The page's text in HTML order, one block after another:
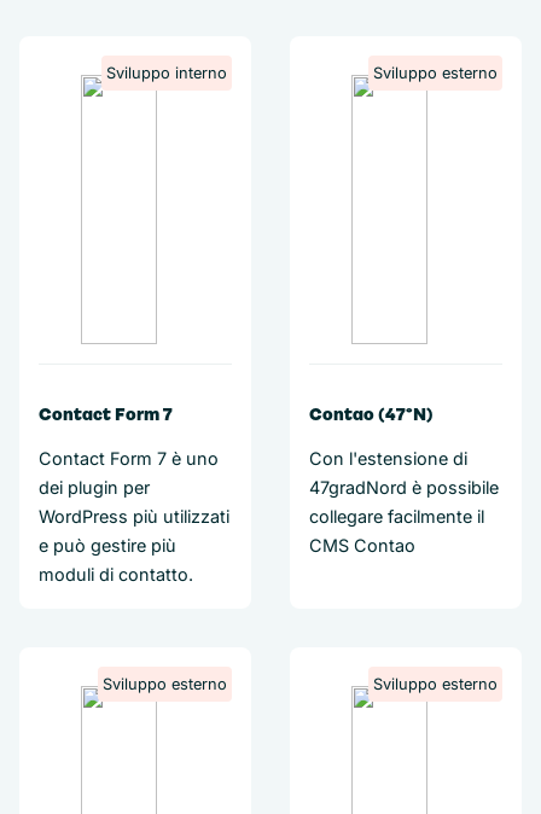
Sviluppo interno
Contact Form 7
Contact Form 7 è uno
dei plugin per
WordPress più utilizzati
e può gestire più
moduli di contatto.
Sviluppo esterno
Contao (47°N)
Con l'estensione di
47gradNord è possibile
collegare facilmente il
CMS Contao
Sviluppo esterno Sviluppo esterno